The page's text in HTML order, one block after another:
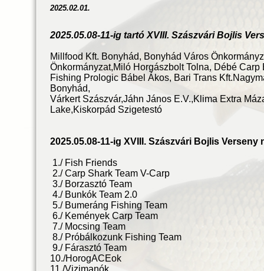
2025.02.01.
2025.05.08-11-ig tartó XVIII. Szászvári Bojlis
Millfood Kft. Bonyhád, Bonyhád Város
Önkormányzat,Miló Horgászbolt Tolna, Débé
Fishing Prologic Bábel Ákos, Bari Trans
Bonyhád,
Várkert Szászvár,Jáhn János E.V.,Klima Extra
Lake,Kiskorpád Szigetestó
2025.05.08-11-ig XVIII. Szászvári Bojlis Verseny
1./ Fish Friends
2./ Carp Shark Team V-Carp
3./ Borzasztó Team
4./ Bunkók Team 2.0
5./ Bumeráng Fishing Team
6./ Kemények Carp Team
7./ Mocsing Team
8./ Próbálkozunk Fishing Team
9./ Fárasztó Team
10./HorogACEok
11./Vizimanók